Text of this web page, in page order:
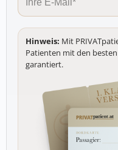
Hinweis: Mit
Patienten mit den
garantiert.